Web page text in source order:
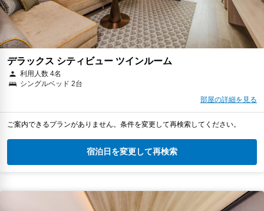
デラックス シティビュー ツインルーム
利用人数 4名
シングルベッド 2台
部屋の詳細を見る
ご案内できるプランがありません。条件を変更して再検索してください。
宿泊日を変更して再検索